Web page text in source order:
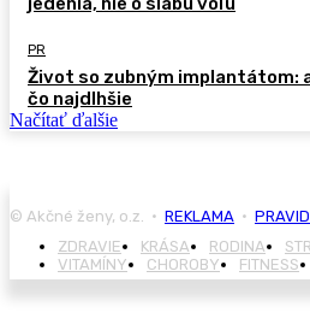
PR
Život so zubným implantátom:
čo najdlhšie
Načítať ďalšie
© Akčné ženy, o.z. • REKLAMA •
ZDRAVIE
KRÁSA RODINA
VITAMÍNY
CHOROBY FITNESS